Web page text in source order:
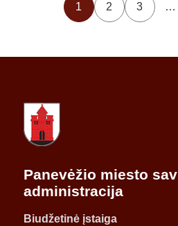
1 2 3 …
Panevėžio miesto
administracija
Biudžetinė įstaiga